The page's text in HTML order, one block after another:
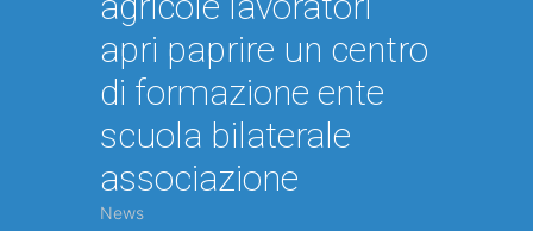
apri paprire un centro
di formazione ente
scuola bilaterale
associazione
News